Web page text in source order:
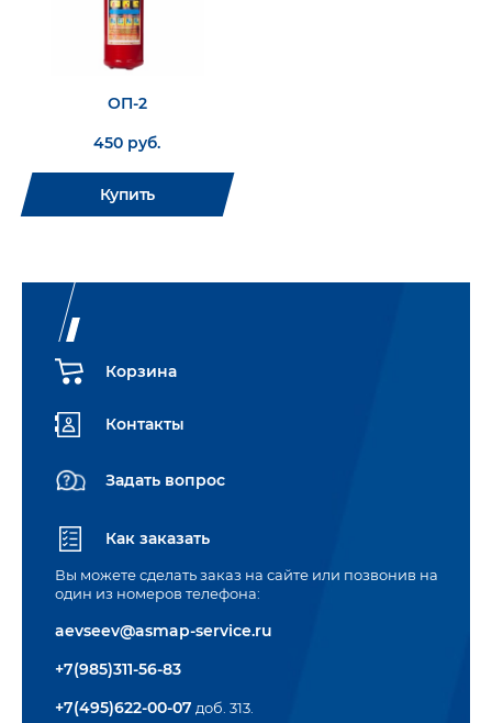
ОП-2
450 руб.
Купить
Корзина
Контакты
Задать вопрос
Как заказать
Вы можете сделать заказ на сайте или позвонив на
один из номеров телефона:
aevseev@asmap-service.ru
+7(985)311-56-83
+7(495)622-00-07 доб. 313.